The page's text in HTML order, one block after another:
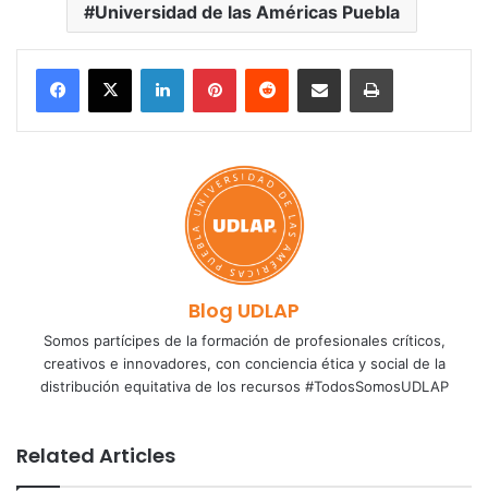
Universidad de las Américas Puebla
LinkedInPinterestReddit Share via Email Print
Blog UDLAP
Somos partícipes de la formación de profesionales críticos,
creativos e innovadores, con conciencia ética y social de la
distribución equitativa de los recursos #TodosSomosUDLAP
Related Articles